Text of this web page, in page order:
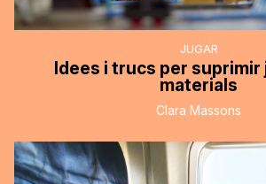
JUGAR
Idees i trucs per suprimir
materials
Clara Massons